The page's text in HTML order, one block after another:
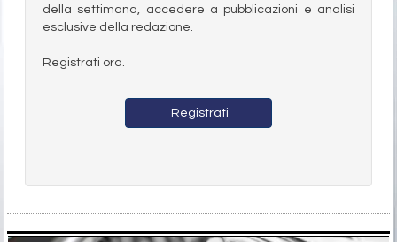
della settimana, accedere a pubblicazioni e analisi
esclusive della redazione.
Registrati ora.
Registrati